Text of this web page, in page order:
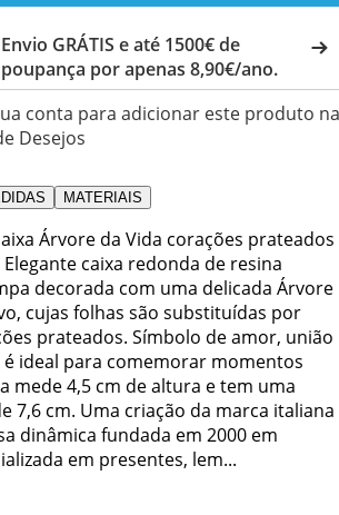
Envio GRÁTIS e até 1500€ de
poupança por apenas 8,90€/ano.
conta para adicionar este produto na
Desejos
MATERIAIS
Árvore da Vida corações prateados
caixa redonda de resina
decorada com uma delicada Árvore
cujas folhas são substituídas por
prateados. Símbolo de amor, união
ideal para comemorar momentos
mede 4,5 cm de altura e tem uma
7,6 cm. Uma criação da marca italiana
dinâmica fundada em 2000 em
em presentes, lem...